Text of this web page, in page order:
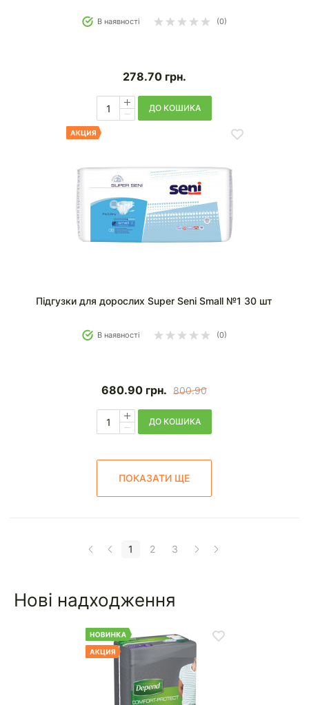
В наявності (0)
278.70 грн.
ДО КОШИКА
Підгузки для дорослих Super Seni Small №1 30 шт
В наявності (0)
680.90 грн. 800.90
ДО КОШИКА
ПОКАЗАТИ ЩЕ
1 2 3
Нові надходження